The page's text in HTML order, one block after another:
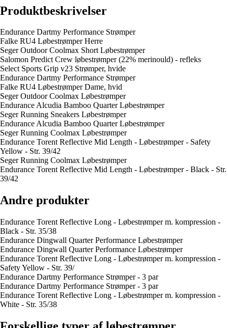
Produktbeskrivelser
Endurance Dartmy Performance Strømper
Falke RU4 Løbestrømper Herre
Seger Outdoor Coolmax Short Løbestrømper
Salomon Predict Crew løbestrømper (22% merinould) - refleks
Select Sports Grip v23 Strømper, hvide
Endurance Dartmy Performance Strømper
Falke RU4 Løbestrømper Dame, hvid
Seger Outdoor Coolmax Løbestrømper
Endurance Alcudia Bamboo Quarter Løbestrømper
Seger Running Sneakers Løbestrømper
Endurance Alcudia Bamboo Quarter Løbestrømper
Seger Running Coolmax Løbestrømper
Endurance Torent Reflective Mid Length - Løbestrømper - Safety
Yellow - Str. 39/42
Seger Running Coolmax Løbestrømper
Endurance Torent Reflective Mid Length - Løbestrømper - Black - Str.
39/42
Andre produkter
Endurance Torent Reflective Long - Løbestrømper m. kompression -
Black - Str. 35/38
Endurance Dingwall Quarter Performance Løbestrømper
Endurance Dingwall Quarter Performance Løbestrømper
Endurance Torent Reflective Long - Løbestrømper m. kompression -
Safety Yellow - Str. 39/
Endurance Dartmy Performance Strømper - 3 par
Endurance Dartmy Performance Strømper - 3 par
Endurance Torent Reflective Long - Løbestrømper m. kompression -
White - Str. 35/38